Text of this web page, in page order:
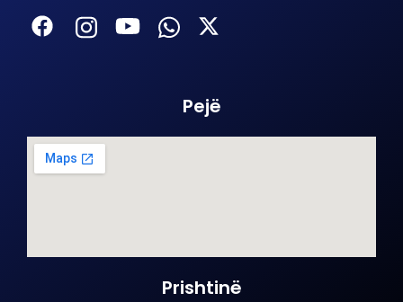
Pejë
Prishtinë